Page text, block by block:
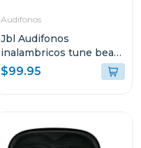
Audifonos
Jbl Audifonos
inalambricos tune beam
2 bluetooth negro ghost
tbeam2
$99.95